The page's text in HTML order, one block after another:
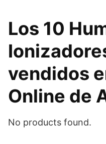
Los 10
vendidos
Online de
No products found.